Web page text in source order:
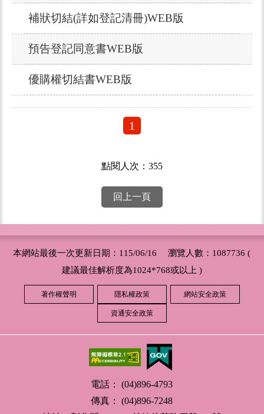
補狀切結(詳如登記清冊)WEB版
預告登記同意書WEB版
優購權切結書WEB版
1
點閱人次：355
回上一頁
本網站最後一次更新日期：115/06/16 瀏覽人數：1087736 (
建議最佳解析度為1024*768或以上 )
著作權聲明 隱私權政策 網站安全政策
資通安全政策
電話： (04)896-4793
傳真： (04)896-7248